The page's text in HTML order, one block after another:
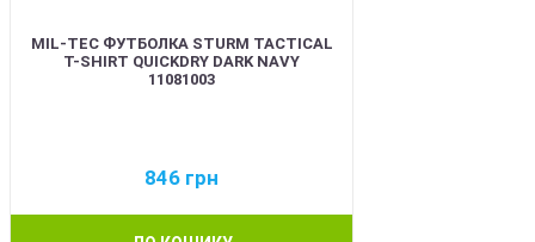
MIL-TEC ФУТБОЛКА STURM TACTICAL
T-SHIRT QUICKDRY DARK NAVY
11081003
846 грн